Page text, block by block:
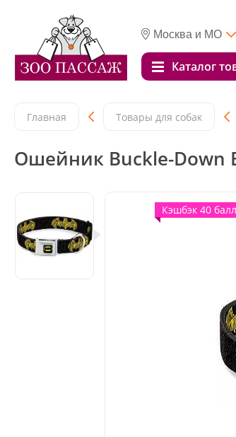
Москва и МО
Каталог
Главная Товары для собак
Ошейник Buckle-Down
Кэшбэк 40
Кэшбэк 40